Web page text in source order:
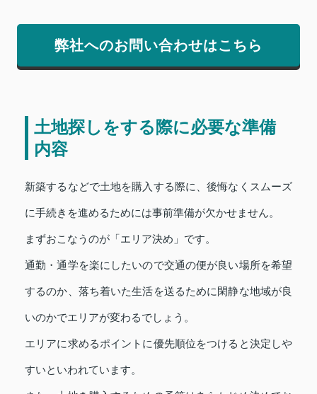
弊社へのお問い合わせはこちら
土地探しをする際に必要な準備
内容
新築するなどで土地を購入する際に、後悔なくスムーズ
に手続きを進めるためには事前準備が欠かせません。
まずおこなうのが「エリア決め」です。
通勤・通学を楽にしたいので交通の便が良い場所を希望
するのか、落ち着いた生活を送るために閑静な地域が良
いのかでエリアが変わるでしょう。
エリアに求めるポイントに優先順位をつけると決定しや
すいといわれています。